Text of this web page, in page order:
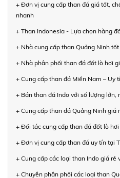
+ Đơn vị cung cấp than đá giá tốt,
nhanh
+ Than Indonesia - Lựa chọn hàng
+ Nhà cung cấp than Quảng Ninh
+ Nhà phân phối than đá đốt lò hơi
+ Cung cấp than đá Miền Nam – Uy
+ Bán than đá Indo với số lượng lớn,
+ Cung cấp than đá Quảng Ninh giá
+ Đối tác cung cấp than đá đốt lò
+ Đơn vị cung cấp than đá uy tín tại
+ Cung cấp các loại than Indo giá
+ Chuyên phân phối các loại than